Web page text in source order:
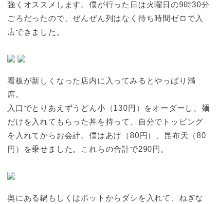
強くオススメします。僕が行った日は火曜日の9時30分
ごろだったので、ぜんぜん列はなく待ち時間ゼロで入
店できました。
看板が新しくなった店内に入ってみるとやっぱり満
席。
入口でとりあえずうどん小（130円）をオーダーし、麺
だけを入れてもらった丼を持って、自分でトッピング
を入れてからお会計。僕はあげ（80円）、昆布天（80
円）を乗せました。これらの合計で290円。
奥にある鍋もしくはポットからダシを入れて、ねぎな